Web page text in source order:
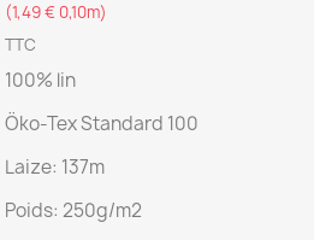
(1,49 € 0,10m)
TTC
100% lin
Öko-Tex Standard 100
Laize: 137m
Poids: 250g/m2